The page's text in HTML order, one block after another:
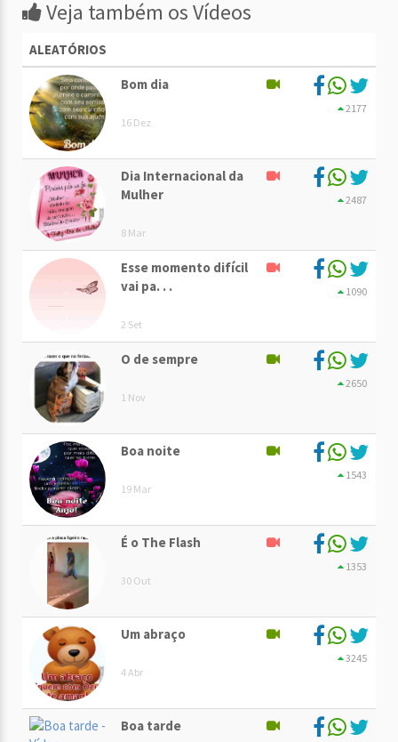
Veja também os Vídeos
ALEATÓRIOS
Bom dia
16 Dez
2177
Dia Internacional da
Mulher
8 Mar
2487
Esse momento difícil
vai pa. . .
2 Set
1090
O de sempre
1 Nov
2650
Boa noite
19 Mar
1543
É o The Flash
30 Out
1353
Um abraço
4 Abr
3245
Boa tarde